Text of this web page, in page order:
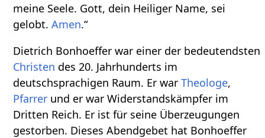
meine Seele. Gott, dein Heiliger Name, sei
gelobt.Amen.“
Dietrich Bonhoeffer war einer der bedeutendsten
Christen des 20. Jahrhunderts im
deutschsprachigen Raum. Er warTheologe,
Pfarrer und er war Widerstandskämpfer im
Dritten Reich. Er ist für seine Überzeugungen
gestorben. Dieses Abendgebet hat Bonhoeffer